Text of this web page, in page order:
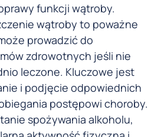
funkcji wątroby.
wątroby to poważne
prowadzić do
zdrowotnych jeśli nie
leczone. Kluczowe jest
i podjęcie odpowiednich
postępowi choroby.
spożywania alkoholu,